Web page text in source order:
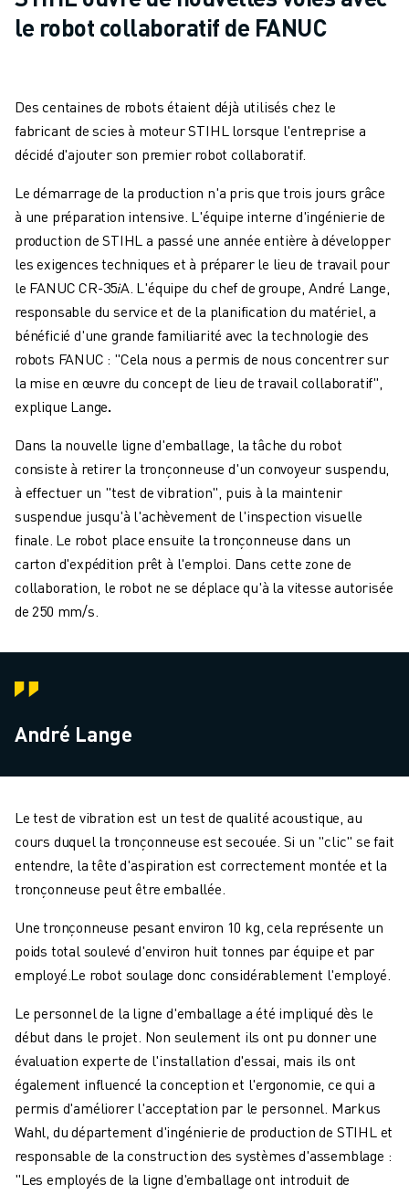
le robot collaboratif de FANUC
Des centaines de robots étaient déjà utilisés chez le
fabricant de scies à moteur STIHL lorsque l'entreprise a
décidé d'ajouter son premier robot collaboratif.
Le démarrage de la production n'a pris que trois jours grâce
à une préparation intensive. L'équipe interne d'ingénierie de
production de STIHL a passé une année entière à développer
les exigences techniques et à préparer le lieu de travail pour
le FANUC CR-35𝑖A. L'équipe du chef de groupe, André Lange,
responsable du service et de la planification du matériel, a
bénéficié d'une grande familiarité avec la technologie des
robots FANUC : "Cela nous a permis de nous concentrer sur
la mise en œuvre du concept de lieu de travail collaboratif",
explique Lange.
Dans la nouvelle ligne d'emballage, la tâche du robot
consiste à retirer la tronçonneuse d'un convoyeur suspendu,
à effectuer un "test de vibration", puis à la maintenir
suspendue jusqu'à l'achèvement de l'inspection visuelle
finale. Le robot place ensuite la tronçonneuse dans un
carton d'expédition prêt à l'emploi. Dans cette zone de
collaboration, le robot ne se déplace qu'à la vitesse autorisée
de 250 mm/s.
André Lange
Le test de vibration est un test de qualité acoustique, au
cours duquel la tronçonneuse est secouée. Si un "clic" se fait
entendre, la tête d'aspiration est correctement montée et la
tronçonneuse peut être emballée.
Une tronçonneuse pesant environ 10 kg, cela représente un
poids total soulevé d'environ huit tonnes par équipe et par
employé.Le robot soulage donc considérablement l'employé.
Le personnel de la ligne d'emballage a été impliqué dès le
début dans le projet. Non seulement ils ont pu donner une
évaluation experte de l'installation d'essai, mais ils ont
également influencé la conception et l'ergonomie, ce qui a
permis d'améliorer l'acceptation par le personnel. Markus
Wahl, du département d'ingénierie de production de STIHL et
responsable de la construction des systèmes d'assemblage :
"Les employés de la ligne d'emballage ont introduit de